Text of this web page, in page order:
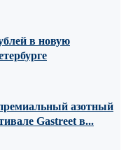
в новую
азотный
Gastreet в...